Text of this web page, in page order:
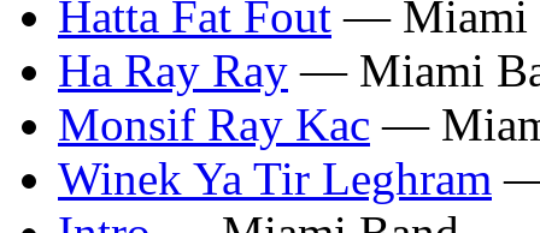
Hatta Fat Fout — Miami
Ha Ray Ray — Miami
Monsif Ray Kac —
Winek Ya Tir Leghram —